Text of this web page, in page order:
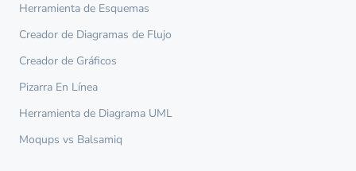
Herramienta de Esquemas
Creador de Diagramas de Flujo
Creador de Gráficos
Pizarra En Línea
Herramienta de Diagrama UML
Moqups vs Balsamiq